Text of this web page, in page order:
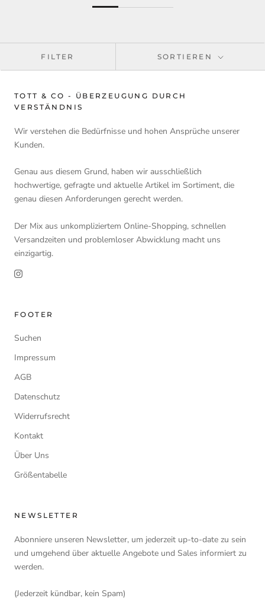
FILTER SORTIEREN
TOTT & CO - ÜBERZEUGUNG DURCH
VERSTÄNDNIS
Wir verstehen die Bedürfnisse und hohen Ansprüche unserer
Kunden.
Genau aus diesem Grund, haben wir ausschließlich
hochwertige, gefragte und aktuelle Artikel im Sortiment, die
genau diesen Anforderungen gerecht werden.
Der Mix aus unkompliziertem Online-Shopping, schnellen
Versandzeiten und problemloser Abwicklung macht uns
einzigartig.
FOOTER
Suchen
Impressum
AGB
Datenschutz
Widerrufsrecht
Kontakt
Über Uns
Größentabelle
NEWSLETTER
Abonniere unseren Newsletter, um jederzeit up-to-date zu sein
und umgehend über aktuelle Angebote und Sales informiert zu
werden.
(Jederzeit kündbar, kein Spam)